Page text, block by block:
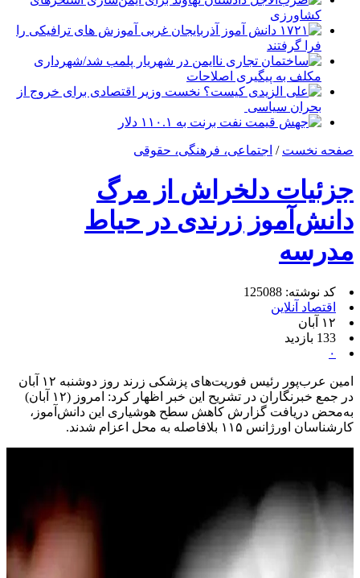
کشاورزی
۱۷۲۱ دانش آموز آذربایجان غربی آموزش های ترافیکی را
فرا گرفتند
ساختمان تجاری ناایمن در شهریار پلمب شد/شهرداری
مکلف به پیگیری اصلاحات
علی الزیدی کیست؟ نخست وزیر اقتصادی برای خروج از
بحران سیاسی
جهش قیمت نفت برنت به ۱۱۰.۱ دلار
صفحه نخست / اجتماعی، فرهنگی، حقوقی
جزئیات دلخراش از مرگ
دانش‌آموز زرندی در حیاط
مدرسه
کد نوشته: 125088
اقتصاد آنلاین
۱۲ آبان
133 بازدید
۰
امین عرب‌پور رئیس فوریت‌های پزشکی زرند روز دوشنبه ۱۲ آبان
در جمع خبرنگاران در تشریح این خبر اظهار کرد: امروز (۱۲ آبان)
به‌محض دریافت گزارش کاهش سطح هوشیاری این دانش‌آموز،
کارشناسان اورژانس ۱۱۵ بلافاصله به محل اعزام شدند.